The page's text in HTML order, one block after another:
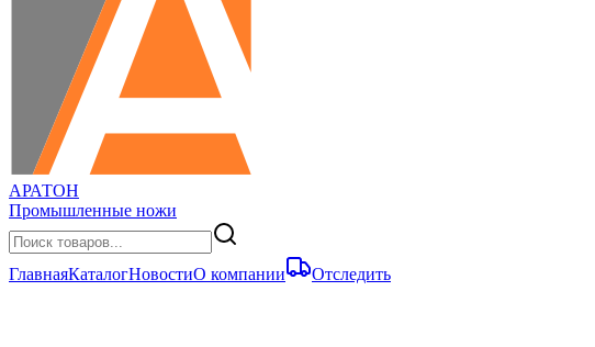
АРАТОН
Промышленные ножи
ГлавнаяКаталогНовостиО компании Отследить